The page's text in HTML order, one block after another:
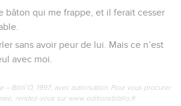
bâton qui me frappe, et il ferait cesser
sans avoir peur de lui. Mais ce n’est
avec moi.
– Bibli’O, 1997, avec autorisation. Pour vous procurer
rendez-vous sur www.editionsbiblio.fr